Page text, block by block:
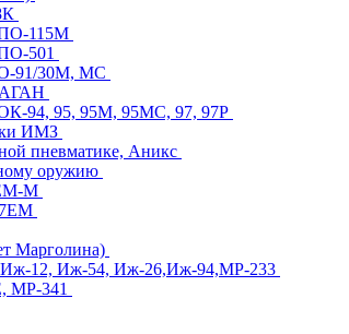
115М
501
91/30М, МС
94, 95, 95М, 95МС, 97, 97Р
ИМЗ
пневматике, Аникс
оружию
М
Марголина)
12, Иж-54, Иж-26,Иж-94,МР-233
МР-341